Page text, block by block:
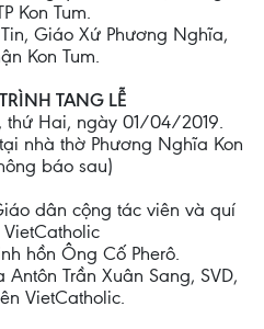
Kon Tum.
Giáo Xứ Phương Nghĩa,
Kon Tum.
TANG LỄ
thứ Hai, ngày 01/04/2019.
tại nhà thờ Phương Nghĩa Kon
báo sau)
dân cộng tác viên và quí
hồn Ông Cố Pherô.
Trần Xuân Sang, SVD,
VietCatholic.